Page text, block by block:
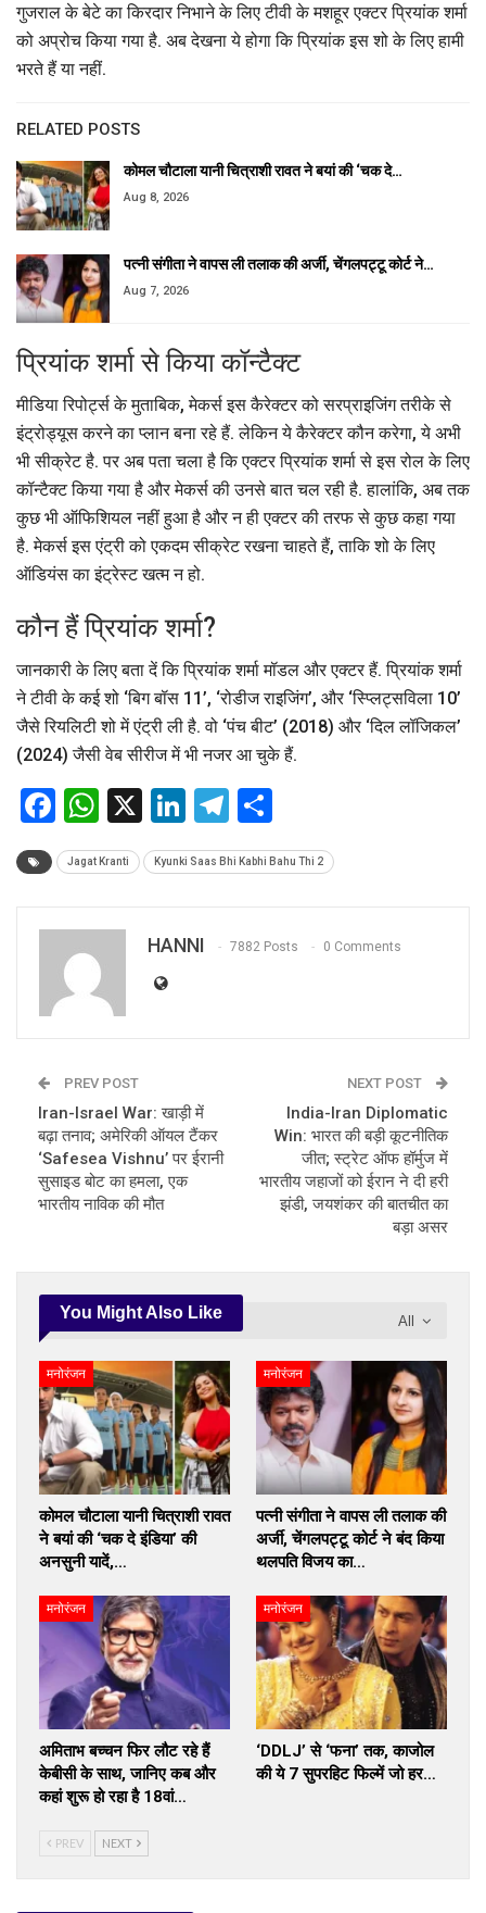
गुजराल के बेटे का किरदार निभाने के लिए टीवी के मशहूर एक्टर प्रियांक शर्मा
को अप्रोच किया गया है. अब देखना ये होगा कि प्रियांक इस शो के लिए हामी
भरते हैं या नहीं.
RELATED POSTS
कोमल चौटाला यानी चित्राशी रावत ने बयां की ‘चक दे…
Aug 8, 2026
पत्नी संगीता ने वापस ली तलाक की अर्जी, चेंगलपट्टू कोर्ट ने…
Aug 7, 2026
प्रियांक शर्मा से किया कॉन्टैक्ट
मीडिया रिपोर्ट्स के मुताबिक, मेकर्स इस कैरेक्टर को सरप्राइजिंग तरीके से
इंट्रोड्यूस करने का प्लान बना रहे हैं. लेकिन ये कैरेक्टर कौन करेगा, ये अभी
भी सीक्रेट है. पर अब पता चला है कि एक्टर प्रियांक शर्मा से इस रोल के लिए
कॉन्टैक्ट किया गया है और मेकर्स की उनसे बात चल रही है. हालांकि, अब तक
कुछ भी ऑफिशियल नहीं हुआ है और न ही एक्टर की तरफ से कुछ कहा गया
है. मेकर्स इस एंट्री को एकदम सीक्रेट रखना चाहते हैं, ताकि शो के लिए
ऑडियंस का इंट्रेस्ट खत्म न हो.
कौन हैं प्रियांक शर्मा?
जानकारी के लिए बता दें कि प्रियांक शर्मा मॉडल और एक्टर हैं. प्रियांक शर्मा
ने टीवी के कई शो ‘बिग बॉस 11’, ‘रोडीज राइजिंग’, और ‘स्प्लिट्सविला 10’
जैसे रियलिटी शो में एंट्री ली है. वो ‘पंच बीट’ (2018) और ‘दिल लॉजिकल’
(2024) जैसी वेब सीरीज में भी नजर आ चुके हैं.
Facebook
WhatsApp
X LinkedIn
Telegram
Jagat Kranti Kyunki Saas Bhi Kabhi Bahu Thi 2
HANNI 7882 Posts 0 Comments
PREV POST
Iran-Israel War: खाड़ी में
बढ़ा तनाव; अमेरिकी ऑयल टैंकर
‘Safesea Vishnu’ पर ईरानी
सुसाइड बोट का हमला, एक
भारतीय नाविक की मौत
NEXT POST
India-Iran Diplomatic
Win: भारत की बड़ी कूटनीतिक
जीत; स्ट्रेट ऑफ हॉर्मुज में
भारतीय जहाजों को ईरान ने दी हरी
झंडी, जयशंकर की बातचीत का
बड़ा असर
All
You Might Also Like
मनोरंजन
कोमल चौटाला यानी चित्राशी रावत
ने बयां की ‘चक दे इंडिया’ की
अनसुनी यादें,…
मनोरंजन
पत्नी संगीता ने वापस ली तलाक की
अर्जी, चेंगलपट्टू कोर्ट ने बंद किया
थलपति विजय का…
मनोरंजन
अमिताभ बच्चन फिर लौट रहे हैं
केबीसी के साथ, जानिए कब और
कहां शुरू हो रहा है 18वां…
मनोरंजन
‘DDLJ’ से ‘फना’ तक, काजोल
की ये 7 सुपरहिट फिल्में जो हर…
PREV NEXT